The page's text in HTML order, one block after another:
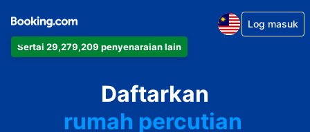
Sertai 29,279,209 penyenaraian lain
Log masuk
Daftarkan
apartmen
hotel
rumah percutian